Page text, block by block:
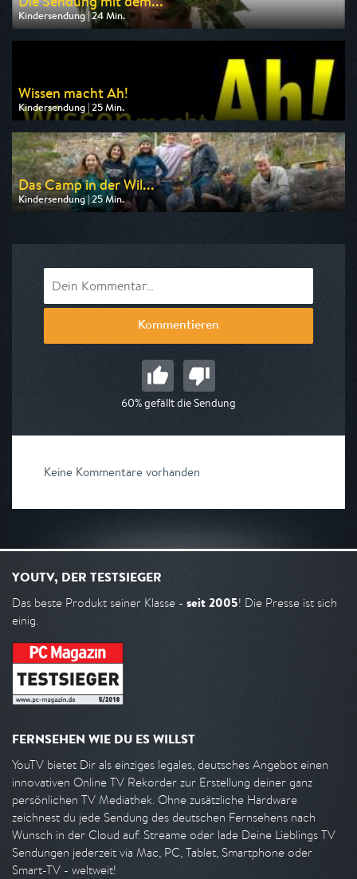
Kindersendung | 24 Min.
Ausgestrahlt von KiKA
am 10.08.2026, 06:55
Wissen macht Ah!
Kindersendung | 25 Min.
Ausgestrahlt von ARD alpha
am 10.08.2026, 07:00
Das Camp in der Wil...
Kindersendung | 25 Min.
Ausgestrahlt von WDR
Kommentieren
60% gefällt die Sendung
Keine Kommentare vorhanden
YOUTV, DER TESTSIEGER
Das beste Produkt seiner Klasse - seit 2005! Die Presse ist sich
einig.
FERNSEHEN WIE DU ES WILLST
YouTV bietet Dir als einziges legales, deutsches Angebot einen
innovativen Online TV Rekorder zur Erstellung deiner ganz
persönlichen TV Mediathek. Ohne zusätzliche Hardware
zeichnest du jede Sendung des deutschen Fernsehens nach
Wunsch in der Cloud auf. Streame oder lade Deine Lieblings TV
Sendungen jederzeit via Mac, PC, Tablet, Smartphone oder
Smart-TV - weltweit!